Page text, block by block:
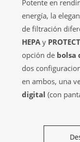
Potente en
energía, la
de filtración
HEPAy
opción de bolsa
dos
en ambos, una
digital (con